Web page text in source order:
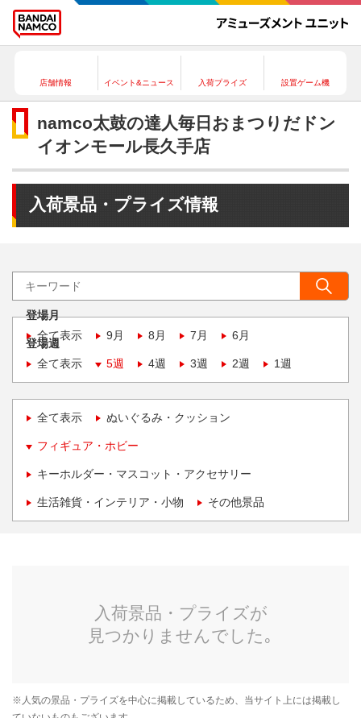
店舗情報 イベント&ニュース 入荷プライズ 設置ゲーム機
namco太鼓の達人毎日おまつりだドン
イオンモール長久手店
入荷景品・プライズ情報
登場月
全て表示
9月 8月 7月 6月
登場週
全て表示
5週 4週 3週 2週 1週
全て表示 ぬいぐるみ・クッション
フィギュア・ホビー
キーホルダー・マスコット・アクセサリー
生活雑貨・インテリア・小物 その他景品